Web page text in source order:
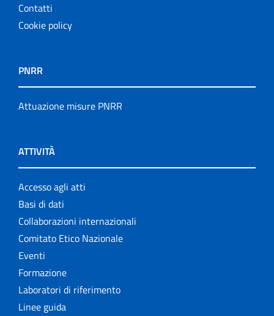
Contatti
Cookie policy
PNRR
Attuazione misure PNRR
ATTIVITÀ
Accesso agli atti
Basi di dati
Collaborazioni internazionali
Comitato Etico Nazionale
Eventi
Formazione
Laboratori di riferimento
Linee guida